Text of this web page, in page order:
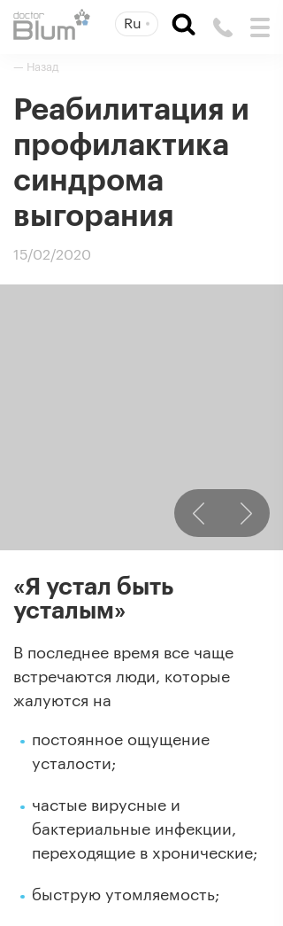
Ru
— Назад
Реабилитация и
профилактика
синдрома
выгорания
15/02/2020
«Я устал быть
усталым»
В последнее время все чаще
встречаются люди, которые
жалуются на
постоянное ощущение
усталости;
частые вирусные и
бактериальные инфекции,
переходящие в хронические;
быструю утомляемость;